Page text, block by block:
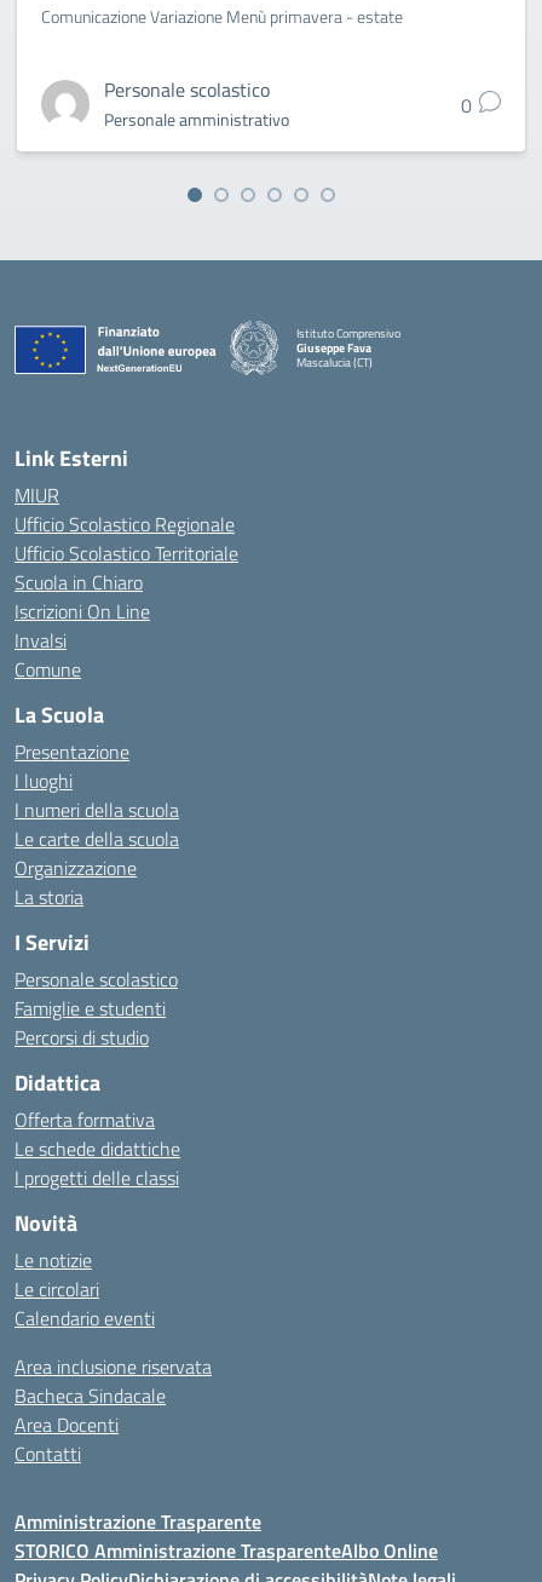
Comunicazione Variazione Menù primavera - estate
Personale scolastico
Personale amministrativo 0
Istituto Comprensivo
Giuseppe Fava
Mascalucia (CT)
Link Esterni
MIUR
Ufficio Scolastico Regionale
Ufficio Scolastico Territoriale
Scuola in Chiaro
Iscrizioni On Line
Invalsi
Comune
La Scuola
Presentazione
I luoghi
I numeri della scuola
Le carte della scuola
Organizzazione
La storia
I Servizi
Personale scolastico
Famiglie e studenti
Percorsi di studio
Didattica
Offerta formativa
Le schede didattiche
I progetti delle classi
Novità
Le notizie
Le circolari
Calendario eventi
Area inclusione riservata
Bacheca Sindacale
Area Docenti
Contatti
Amministrazione Trasparente
STORICO Amministrazione TrasparenteAlbo Online